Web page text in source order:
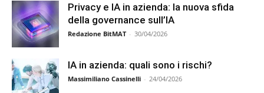
Privacy e IA in azienda: la nuova sfida
della governance sull’IA
Redazione BitMAT - 30/04/2026
IA in azienda: quali sono i rischi?
Massimiliano Cassinelli - 24/04/2026